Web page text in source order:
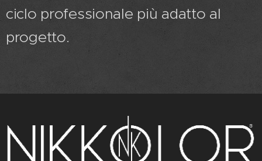
ciclo professionale più adatto al
progetto.